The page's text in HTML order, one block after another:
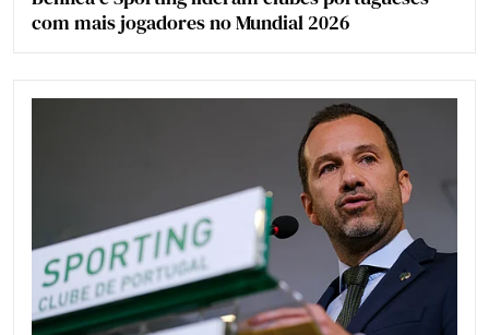
com mais jogadores no Mundial 2026